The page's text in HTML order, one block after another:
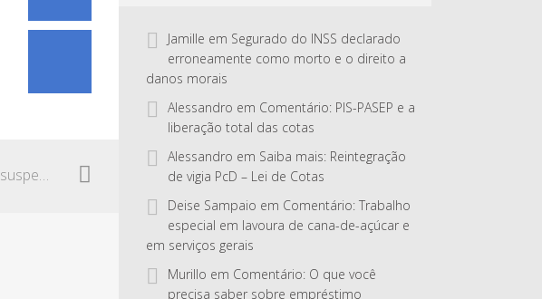
Comentário: Auxílio-doença e a suspensão do benefício
Jamille em Segurado do INSS declarado
erroneamente como morto e o direito a
danos morais
Alessandro em Comentário: PIS-PASEP e a
liberação total das cotas
Alessandro em Saiba mais: Reintegração
de vigia PcD – Lei de Cotas
Deise Sampaio em Comentário: Trabalho
especial em lavoura de cana-de-açúcar e
em serviços gerais
Murillo em Comentário: O que você
precisa saber sobre empréstimo